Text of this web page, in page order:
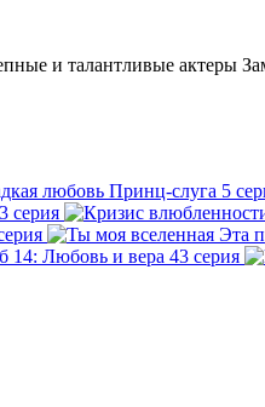
и талантливые актеры
Принц-слуга 5
3 серия
Эта
14: Любовь и вера 43 серия